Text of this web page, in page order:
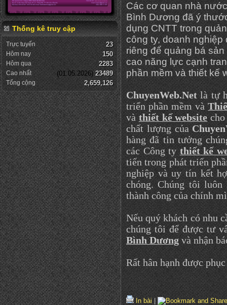
Thống kê truy cập
Trực tuyến 23
Hôm nay 150
Hôm qua 2283
Cao nhất (01.05.2026)23489
Tổng cộng 2,659,126
Các cơ quan nhà
Bình Dương đã ý
dụng CNTT trong
công ty, doanh
riêng để quảng bá
cao năng lực cạnh
phần mềm và thiết kế
ChuyenWeb.Net là tự
triển phần mềm và
và thiết kế website
chất lượng của
hàng đã tin tưởng
các Công tythiết kế
tiến trong phát triển
nghiệp và uy tín kết
chóng. Chúng tôi luôn
thành công của chính
Nếu quý khách có nhu
chúng tôi để được tư
Bình Dương và nhận
Rất hân hạnh được
In bài|